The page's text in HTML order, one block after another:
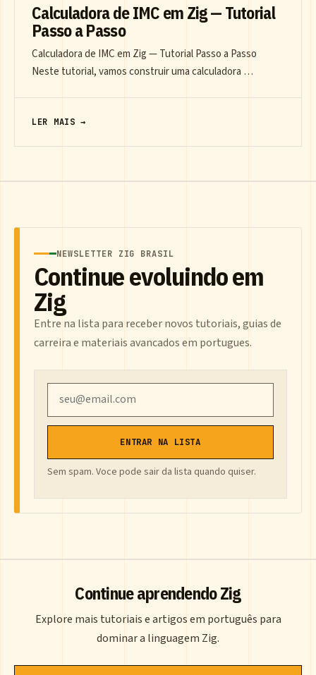
Calculadora de IMC em Zig — Tutorial
Passo a Passo
Calculadora de IMC em Zig — Tutorial Passo a Passo
Neste tutorial, vamos construir uma calculadora …
LER MAIS →
NEWSLETTER ZIG BRASIL
Continue evoluindo em
Zig
Entre na lista para receber novos tutoriais, guias de
carreira e materiais avancados em portugues.
ENTRAR NA LISTA
Sem spam. Voce pode sair da lista quando quiser.
Continue aprendendo Zig
Explore mais tutoriais e artigos em português para
dominar a linguagem Zig.